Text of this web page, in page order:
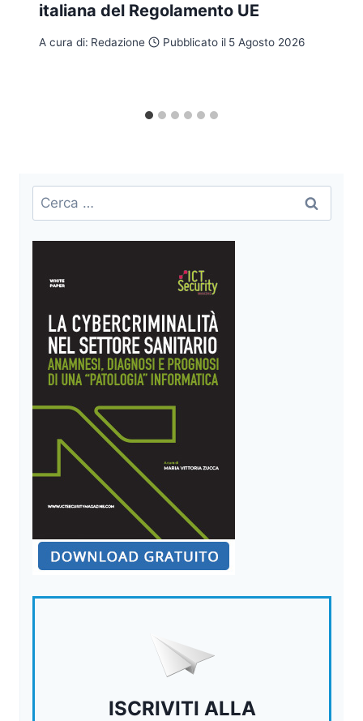
italiana del Regolamento UE
A cura di: Redazione Pubblicato il 5 Agosto 2026
Ricerca
per:
ISCRIVITI ALLA